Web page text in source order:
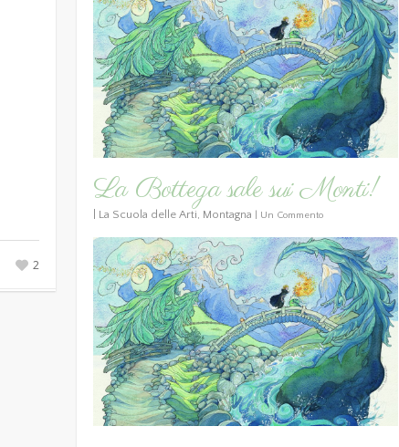
2
La Bottega sale sui Monti!
La Scuola delle Arti, Montagna Un Commento